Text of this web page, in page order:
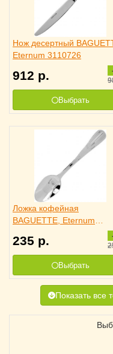
Нож десертный
Eternum 3110726
912 р.
Выбрать
Ложка кофейная
BAGUETTE, Eternum
235 р.
Выбрать
Показать все